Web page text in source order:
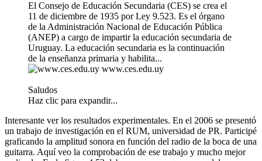
El Consejo de Educación Secundaria (CES) se crea el
11 de diciembre de 1935 por Ley 9.523. Es el órgano
de la Administración Nacional de Educación Pública
(ANEP) a cargo de impartir la educación secundaria de
Uruguay. La educación secundaria es la continuación
de la enseñanza primaria y habilita...
www.ces.edu.uy
Saludos
Haz clic para expandir...
Interesante ver los resultados experimentales. En el 2006 se presentó
un trabajo de investigación en el RUM, universidad de PR. Participé
graficando la amplitud sonora en función del radio de la boca de una
guitarra. Aquí veo la comprobación de ese trabajo y mucho mejor